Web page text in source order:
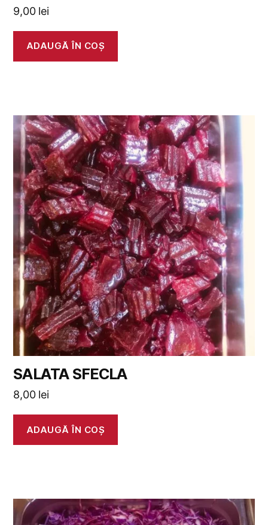
9,00 lei
ADAUGĂ ÎN COȘ
SALATA SFECLA
8,00 lei
ADAUGĂ ÎN COȘ